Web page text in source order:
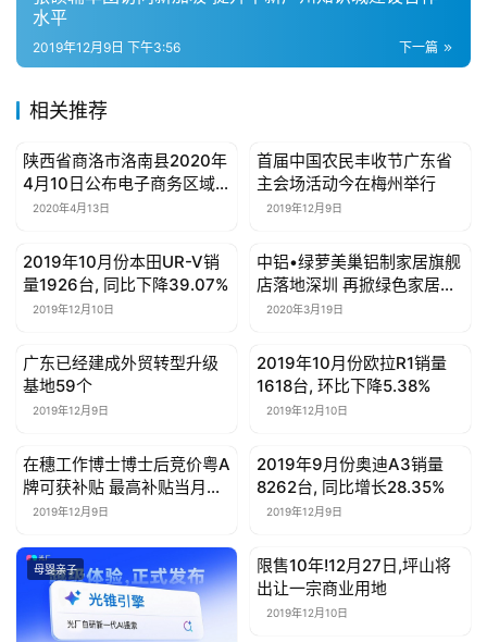
水平
下一篇
2019年12月9日 下午3:56
相关推荐
母婴亲子
陕西省商洛市洛南县2020年
4月10日公布电子商务区域
公共品牌
2020年4月13日
母婴亲子
首届中国农民丰收节广东省
主会场活动今在梅州举行
2019年12月9日
母婴亲子
2019年10月份本田UR-V销
量1926台, 同比下降39.07%
2019年12月10日
母婴亲子
中铝•绿萝美巢铝制家居旗舰
店落地深圳 再掀绿色家居新
风潮
2020年3月19日
母婴亲子
广东已经建成外贸转型升级
基地59个
2019年12月9日
母婴亲子
2019年10月份欧拉R1销量
1618台, 环比下降5.38%
2019年12月10日
母婴亲子
在穗工作博士博士后竞价粤A
牌可获补贴 最高补贴当月车
牌竞价均价
2019年12月9日
母婴亲子
2019年9月份奥迪A3销量
8262台, 同比增长28.35%
2019年12月9日
母婴亲子 母婴亲子
限售10年!12月27日,坪山将
出让一宗商业用地
2019年12月10日